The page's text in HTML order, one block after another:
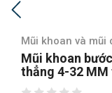
Mũi khoan và mũi
Mũi khoan bước
thẳng 5-35 MM
tròn